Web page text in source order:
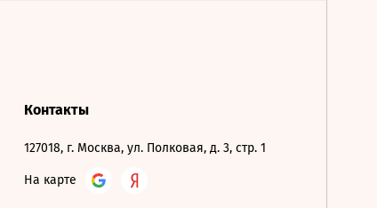
Контакты
127018, г. Москва, ул. Полковая, д. 3, стр. 1
На карте